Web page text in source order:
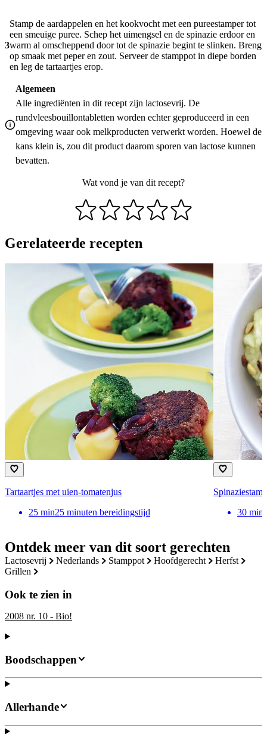
Ontdek meer van dit soort gerechten
lactosevrij nederlands stamppot hoofdgerecht
herfst
grillen
Ook te zien in
2008 nr. 10 - Bio!
3
Stamp de aardappelen en het kookvocht met een pureestamper tot
een smeuïge puree. Schep het uimengsel en de spinazie erdoor en
warm al omscheppend door tot de spinazie begint te slinken. Breng
op smaak met peper en zout. Serveer de stamppot in diepe borden
en leg de tartaartjes erop.
Algemeen
Alle ingrediënten in dit recept zijn lactosevrij. De
rundvleesbouillontabletten worden echter geproduceerd in een
omgeving waar ook melkproducten verwerkt worden. Hoewel de
kans klein is, zou dit product daarom sporen van lactose kunnen
bevatten.
Wat vond je van dit recept?
Gerelateerde recepten
Tartaartjes met uien-tomatenjus
25 min25 minuten bereidingstijd
30 min
Boodschappen
Allerhande